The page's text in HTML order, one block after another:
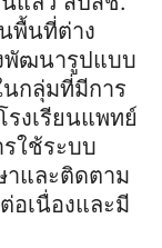
พื้นที่ต่าง
พัฒนารูปแบบ
นกลุ่มที่มีการ
งเรียนแพทย์
ใช้ระบบ
าและติดตาม
อเนื่องและมี